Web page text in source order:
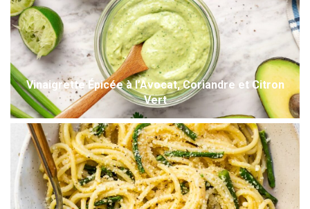
Vinaigrette Épicée à l’Avocat, Coriandre et Citron
Vert